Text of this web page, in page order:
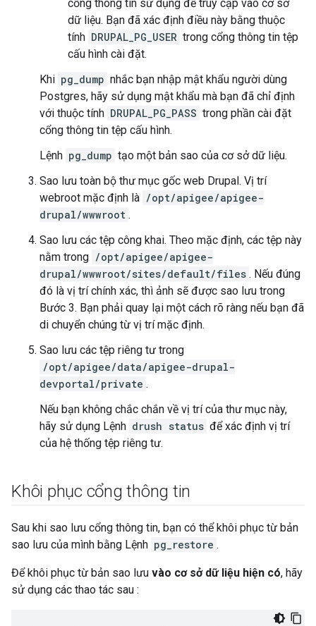
cổng thông tin sử dụng để truy cập vào cơ sở
dữ liệu. Bạn đã xác định điều này bằng thuộc
tính DRUPAL_PG_USER trong cổng thông tin tệp
cấu hình cài đặt.
Khi pg_dump nhắc bạn nhập mật khẩu người dùng
Postgres, hãy sử dụng mật khẩu mà bạn đã chỉ định
với thuộc tính DRUPAL_PG_PASS trong phần cài đặt
cổng thông tin tệp cấu hình.
Lệnh pg_dump tạo một bản sao của cơ sở dữ liệu.
Sao lưu toàn bộ thư mục gốc web Drupal. Vị trí
webroot mặc định là /opt/apigee/apigee-
drupal/wwwroot .
Sao lưu các tệp công khai. Theo mặc định, các tệp này
nằm trong /opt/apigee/apigee-
drupal/wwwroot/sites/default/files . Nếu đúng
đó là vị trí chính xác, thì ảnh sẽ được sao lưu trong
Bước 3. Bạn phải quay lại một cách rõ ràng nếu bạn đã
di chuyển chúng từ vị trí mặc định.
Sao lưu các tệp riêng tư trong
/opt/apigee/data/apigee-drupal-
devportal/private .
Nếu bạn không chắc chắn về vị trí của thư mục này,
hãy sử dụng Lệnh drush status để xác định vị trí
của hệ thống tệp riêng tư.
Khôi phục cổng thông tin
Sau khi sao lưu cổng thông tin, bạn có thể khôi phục từ bản
sao lưu của mình bằng Lệnh pg_restore .
Để khôi phục từ bản sao lưu vào cơ sở dữ liệu hiện có, hãy
sử dụng các thao tác sau :